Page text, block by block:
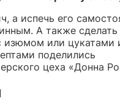
а испечь его
А также сделать
изюмом или цукатами
поделились
цеха «Донна